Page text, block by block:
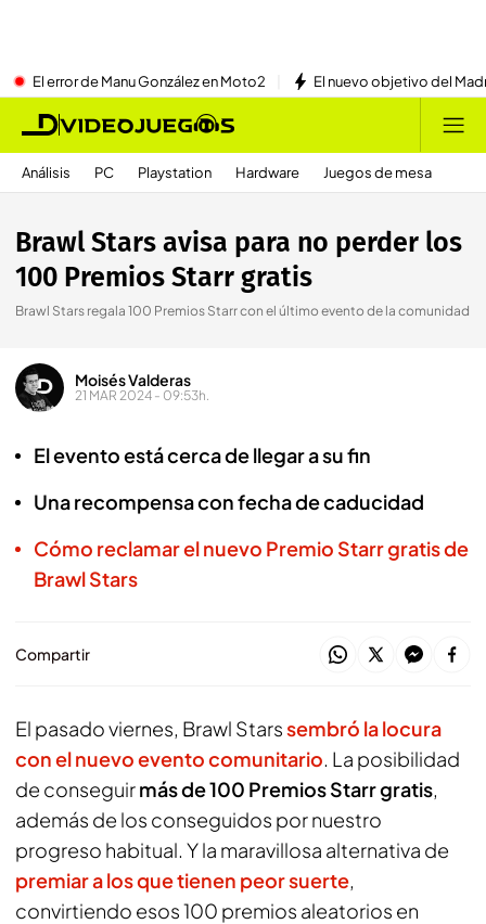
El error de Manu González en Moto2 El nuevo objetivo del
Análisis PC Playstation Hardware Juegos de mesa
Brawl Stars avisa para no perder los
100 Premios Starr gratis
Brawl Stars regala 100 Premios Starr con el último evento de la comunidad
Moisés Valderas
21 MAR 2024 - 09:53h.
El evento está cerca de llegar a su fin
Una recompensa con fecha de caducidad
Cómo reclamar el nuevo Premio Starr gratis de
Brawl Stars
Compartir
El pasado viernes, Brawl Starssembró la locura
con el nuevo evento comunitario. La posibilidad
de conseguirmás de 100 Premios Starr gratis,
además de los conseguidos por nuestro
progreso habitual. Y la maravillosa alternativa de
premiar a los que tienen peor suerte,
convirtiendo esos 100 premios aleatorios en